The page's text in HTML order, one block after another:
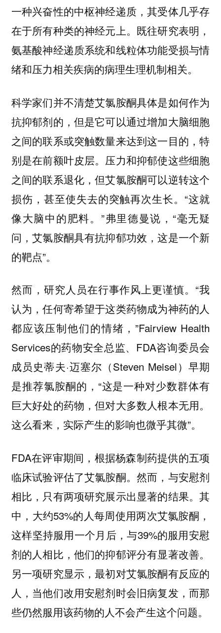
一种兴奋性的中枢神经递质，其受体几乎存
在于所有种类的神经元上。 既往研究表明，
氨基酸神经递质系统和线粒体功能受损与情
绪和压力相关疾病的病理生理机制相关。
科学家们并不清楚艾氯胺酮具体是如何作为
抗抑郁剂的，但是它可以通过增加大脑细胞
之间的联系或突触数量来达到这一目的，特
别是在前额叶皮层。压力和抑郁使这些细胞
之间的联系退化，但艾氯胺酮可以逆转这个
损伤，甚至使失去的突触再次生长。“这就
像大脑中的肥料。”弗里德曼说，“毫无疑
问，艾氯胺酮具有抗抑郁功效，这是一个新
的靶点”。
然而，研究人员在行事作风上更谨慎。“我
认为，任何寄希望于这类药物成为神药的人
都应该压制他们的情绪，”Fairview Health
Services的药物安全总监、FDA咨询委员会
成员史蒂夫·迈塞尔（Steven Meisel）早期
是推荐氯胺酮的，“这是一种对少数群体有
巨大好处的药物，但对大多数人根本无用。
这么看来，实际产生的影响也微乎其微”。
FDA在评审期间，根据杨森制药提供的五项
临床试验评估了艾氯胺酮。然而，与安慰剂
相比，只有两项研究展示出显著的结果。其
中，大约53%的人每周使用两次艾氯胺酮，
这样坚持服用一个月后，与39%的服用安慰
剂的人相比，他们的抑郁评分有显著改善。
另一项研究显示，最初对艾氯胺酮有反应的
人，当他们改用安慰剂时会旧病复发，而那
些仍然服用该药物的人不会产生这个问题。